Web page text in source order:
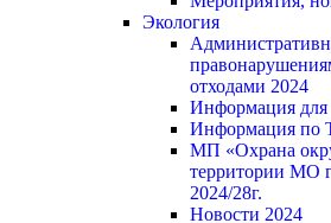
Экология
отходами 2024
Информация
Информация по
МП «Охрана
территории МО
2024/28г.
Новости 2024